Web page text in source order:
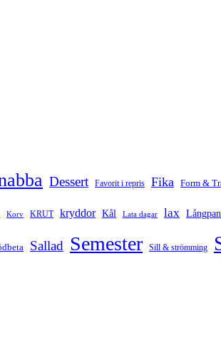
Dessert Favorit i repris Fika Form &
Korv KRUT kryddor Kål Lata dagar lax
Sallad Semester Sill & strömming